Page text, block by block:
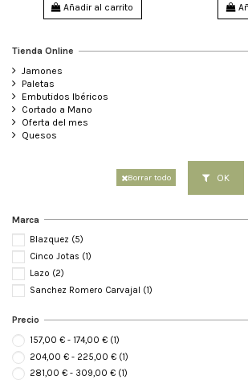
Añadir al carrito
Tienda Online
Jamones
Paletas
Embutidos Ibéricos
Cortado a Mano
Oferta del mes
Quesos
Borrar todo OK
Marca
Blazquez (5)
Cinco Jotas (1)
Lazo (2)
Sanchez Romero Carvajal (1)
Precio
157,00 € - 174,00 € (1)
204,00 € - 225,00 € (1)
281,00 € - 309,00 € (1)